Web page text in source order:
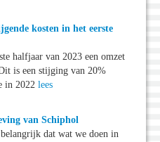
kosten in het eerste
halfjaar van 2023 een omzet
is een stijging van 20%
in 2022 lees
van Schiphol
dat wat we doen in